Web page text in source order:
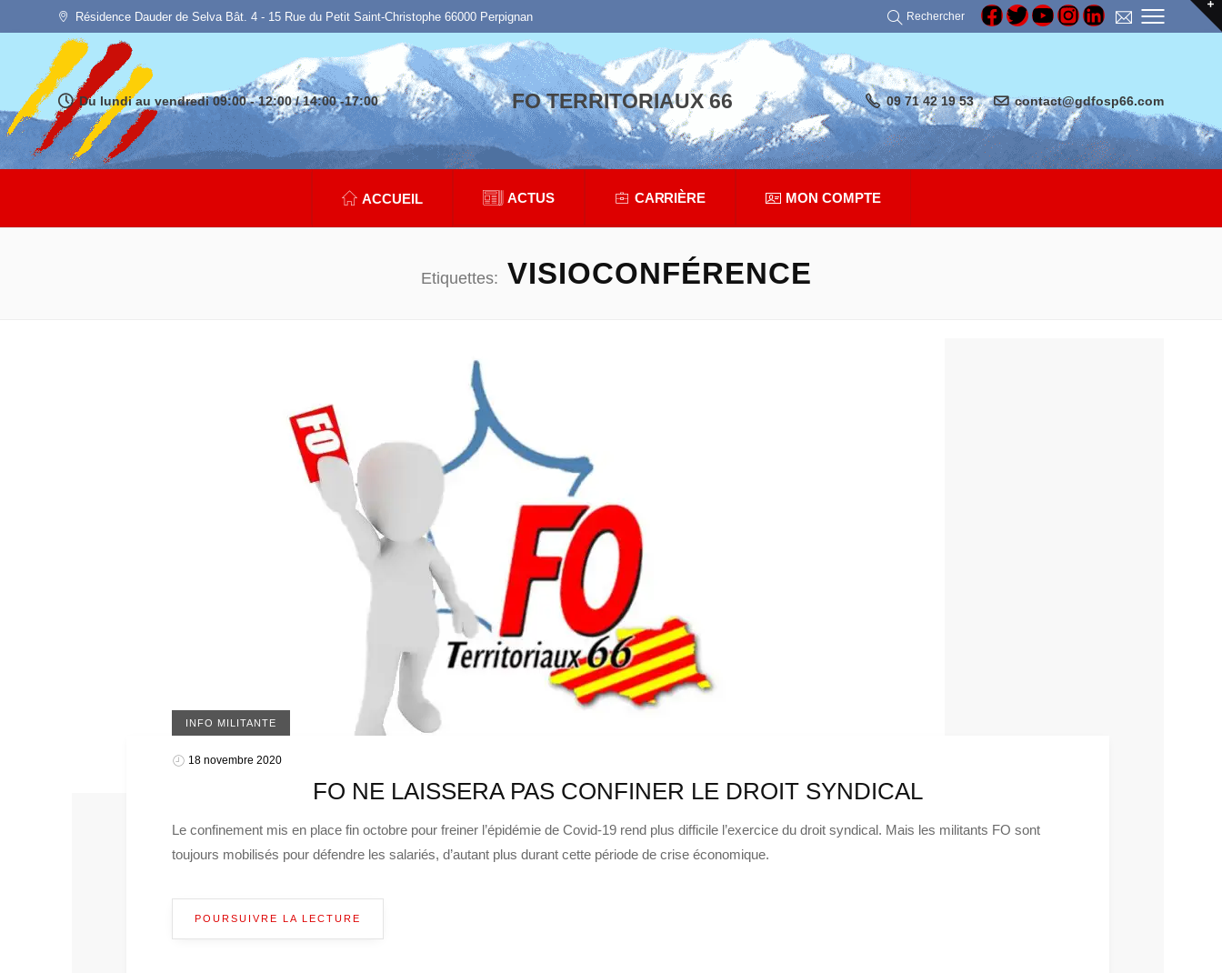
Résidence Dauder de Selva Bât. 4 - 15 Rue du Petit Saint-Christophe 66000 Perpignan Rechercher
Du lundi au vendredi 09:00 - 12:00 / 14:00 -17:00 FO TERRITORIAUX 66 09 71 42 19 53 contact@gdfosp66.com
ACCUEIL ACTUS CARRIÈRE MON COMPTE
Etiquettes: VISIOCONFÉRENCE
INFO MILITANTE
18 novembre 2020
FO NE LAISSERA PAS CONFINER LE DROIT SYNDICAL
Le confinement mis en place fin octobre pour freiner l’épidémie de Covid-19 rend plus difficile l’exercice du droit syndical. Mais les militants FO sont
toujours mobilisés pour défendre les salariés, d’autant plus durant cette période de crise économique.
POURSUIVRE LA LECTURE